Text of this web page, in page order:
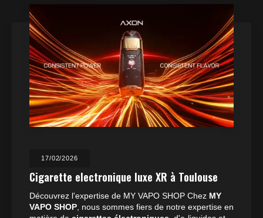
23/07/2025
Boutique de cigarette électronique ouvert
les jours fériés à Toulouse
Située à Balma,MY VAPO SHOP se distingue par son